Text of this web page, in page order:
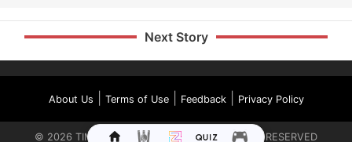
Next Story
About Us Terms of Use| Feedback| Privacy Policy
© 2026 TIMES INTERNET LIMITED. ALL RIGHTS RESERVED